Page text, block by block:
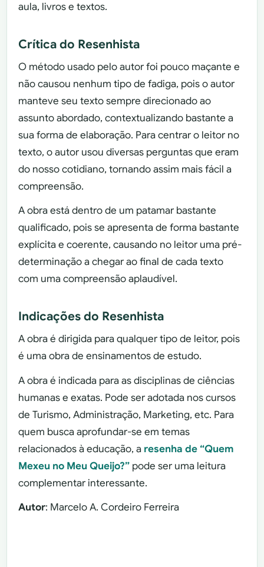
aula, livros e textos.
Crítica do Resenhista
O método usado pelo autor foi pouco maçante e
não causou nenhum tipo de fadiga, pois o autor
manteve seu texto sempre direcionado ao
assunto abordado, contextualizando bastante a
sua forma de elaboração. Para centrar o leitor no
texto, o autor usou diversas perguntas que eram
do nosso cotidiano, tornando assim mais fácil a
compreensão.
A obra está dentro de um patamar bastante
qualificado, pois se apresenta de forma bastante
explícita e coerente, causando no leitor uma pré-
determinação a chegar ao final de cada texto
com uma compreensão aplaudível.
Indicações do Resenhista
A obra é dirigida para qualquer tipo de leitor, pois
é uma obra de ensinamentos de estudo.
A obra é indicada para as disciplinas de ciências
humanas e exatas. Pode ser adotada nos cursos
de Turismo, Administração, Marketing, etc. Para
quem busca aprofundar-se em temas
relacionados à educação, a resenha de “Quem
Mexeu no Meu Queijo?” pode ser uma leitura
complementar interessante.
Autor: Marcelo A. Cordeiro Ferreira